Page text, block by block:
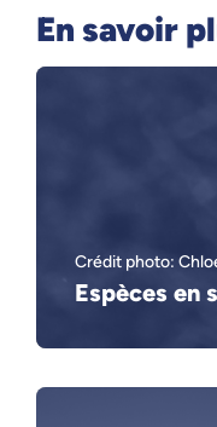
En savoir
Crédit photo:
Espèces en